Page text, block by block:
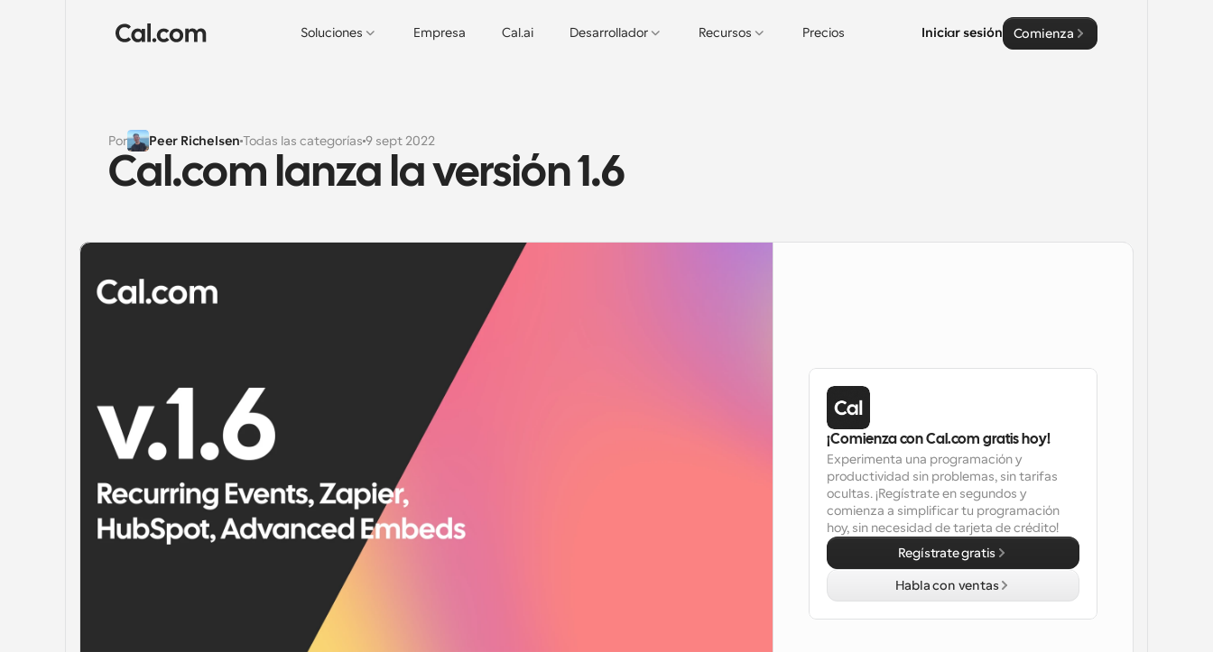
Soluciones Empresa Cal.ai Desarrollador Recursos Precios Iniciar sesión Comienza
Por Peer RichelsenTodas las categorías9 sept 2022
Cal.com lanza la versión 1.6
¡Comienza con Cal.com gratis hoy!
Experimenta una programación y
productividad sin problemas, sin tarifas
ocultas. ¡Regístrate en segundos y
comienza a simplificar tu programación
hoy, sin necesidad de tarjeta de crédito!
Regístrate gratis
Habla con ventas